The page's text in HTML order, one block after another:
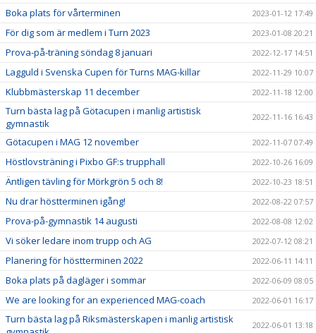
Boka plats för vårterminen 2023-01-12 17:49
För dig som är medlem i Turn 2023 2023-01-08 20:21
Prova-på-träning söndag 8 januari 2022-12-17 14:51
Lagguld i Svenska Cupen för Turns MAG-killar 2022-11-29 10:07
Klubbmästerskap 11 december 2022-11-18 12:00
Turn bästa lag på Götacupen i manlig artistisk
gymnastik
2022-11-16 16:43
Götacupen i MAG 12 november 2022-11-07 07:49
Höstlovsträning i Pixbo GF:s trupphall 2022-10-26 16:09
Äntligen tävling för Mörkgrön 5 och 8! 2022-10-23 18:51
Nu drar höstterminen igång! 2022-08-22 07:57
Prova-på-gymnastik 14 augusti 2022-08-08 12:02
Vi söker ledare inom trupp och AG 2022-07-12 08:21
Planering för höstterminen 2022 2022-06-11 14:11
Boka plats på dagläger i sommar 2022-06-09 08:05
We are looking for an experienced MAG-coach 2022-06-01 16:17
Turn bästa lag på Riksmästerskapen i manlig artistisk
2022-06-01 13:18